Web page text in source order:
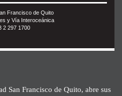
Francisco de Quito
y Vía Interoceánica
2 297 1700
San Francisco de Quito, abre sus